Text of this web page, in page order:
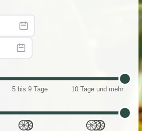
5 bis 9 Tage 10 Tage und mehr